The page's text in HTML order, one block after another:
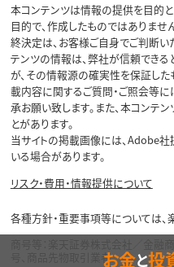
本コンテンツは情報の提供を目的
目的で、作成したものではありま
終決定は、お客様ご自身でご判断い
テンツの情報は、弊社が信頼でき
が、その情報源の確実性を保証し
載内容に関するご質問・ご照会等
承お願い致します。また、本コンテ
とがあります。
当サイトの掲載画像には、Adobe
いる場合があります。
リスク・費用・情報提供について
各種方針・重要事項等については、
商号等：楽天証券株式会社／金融
号、商品先物取引業者お金と投